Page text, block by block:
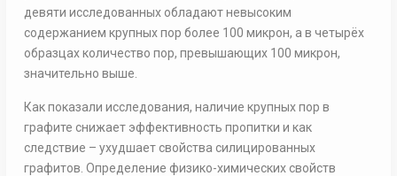
девяти исследованных обладают невысоким
содержанием крупных пор более 100 микрон, а в четырёх
образцах количество пор, превышающих 100 микрон,
значительно выше.
Как показали исследования, наличие крупных пор в
графите снижает эффективность пропитки и как
следствие – ухудшает свойства силицированных
графитов. Определение физико-химических свойств